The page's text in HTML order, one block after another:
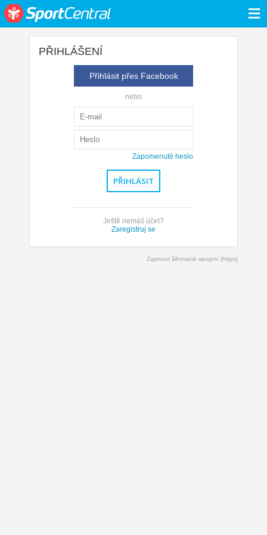
≡
PŘIHLÁŠENÍ
Přihlásit přes Facebook
nebo
Zapomenuté heslo
Ještě nemáš účet?
Zaregistruj se
Zapnout šifrované spojení (https)